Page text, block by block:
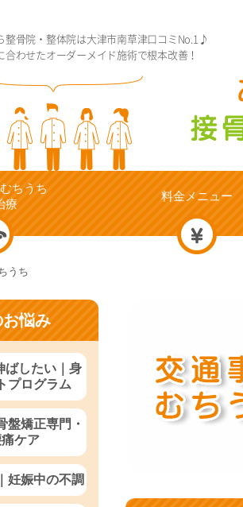
整骨院・整体院は大津市南草津口コミNo.1♪
合わせたオーダーメイド施術で根本改善！
ちうち
療
料金メニュー
うち
悩み
ばしたい｜身
プログラム
盤矯正専門・
ケア
妊娠中の不調